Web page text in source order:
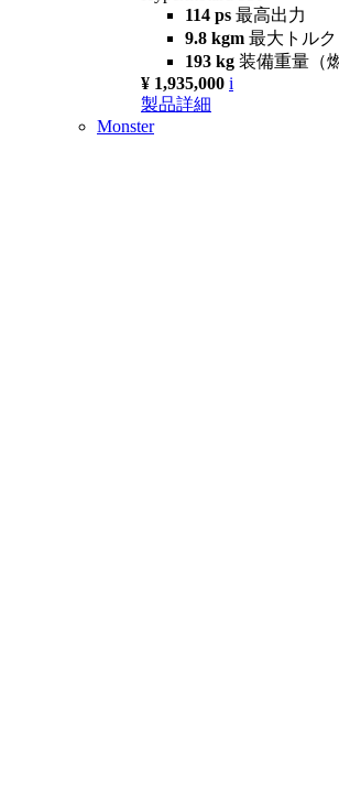
114 ps 最高出力
9.8 kgm 最大トルク
193 kg 装備重量（
¥ 1,935,000 i
製品詳細
Monster